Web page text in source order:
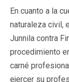
En cuanto a la
naturaleza civil,
Junnila contra
procedimiento
carné
ejercer su